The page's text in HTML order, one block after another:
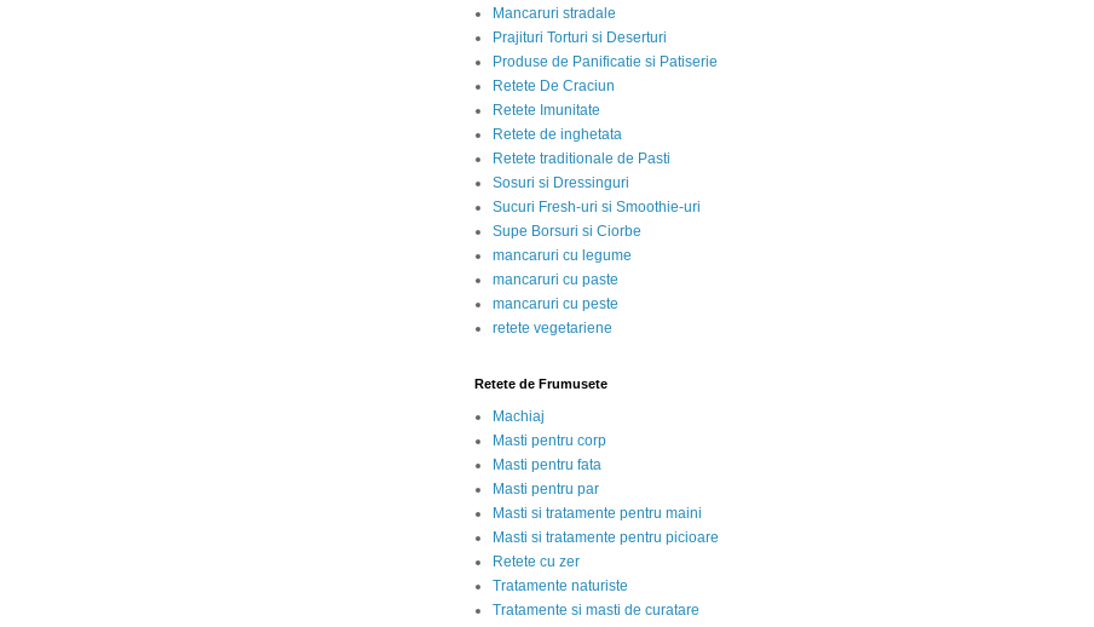
Mancaruri stradale
Prajituri Torturi si Deserturi
Produse de Panificatie si Patiserie
Retete De Craciun
Retete Imunitate
Retete de inghetata
Retete traditionale de Pasti
Sosuri si Dressinguri
Sucuri Fresh-uri si Smoothie-uri
Supe Borsuri si Ciorbe
mancaruri cu legume
mancaruri cu paste
mancaruri cu peste
retete vegetariene
Retete de Frumusete
Machiaj
Masti pentru corp
Masti pentru fata
Masti pentru par
Masti si tratamente pentru maini
Masti si tratamente pentru picioare
Retete cu zer
Tratamente naturiste
Tratamente si masti de curatare